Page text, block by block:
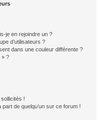
je en rejoindre un ?
d’utilisateurs ?
dans une couleur différente ?
» ?
!
de quelqu’un sur ce forum !